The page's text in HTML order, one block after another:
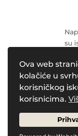
Ova web
kolačiće u
korisničkog
korisnicima.
su